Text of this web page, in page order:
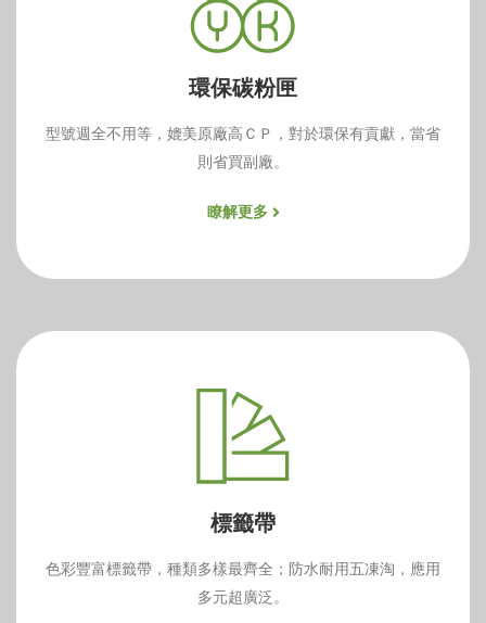
環保碳粉匣
型號週全不用等，媲美原廠高ＣＰ，對於環保有貢獻，當省
則省買副廠。
瞭解更多
標籤帶
色彩豐富標籤帶，種類多樣最齊全；防水耐用五凍淘，應用
多元超廣泛。